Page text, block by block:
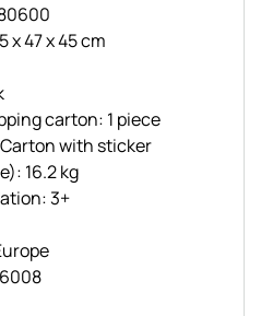
x 47 x 45 cm
carton: 1 piece
with sticker
16.2 kg
3+